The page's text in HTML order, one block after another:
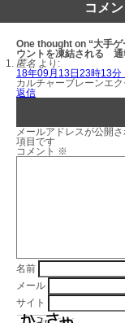
コメ
One thought on “大手
ウントを凍結される 通
匿名 より:
18年09月13日23時13分
カルチャーブレーンエ
返信
メールアドレスが公開
項目です
コメント ※
名前
メール
サイト